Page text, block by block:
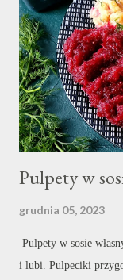
Pulpety w
grudnia 05, 2023
Pulpety w sosie
i lubi. Pulpeciki